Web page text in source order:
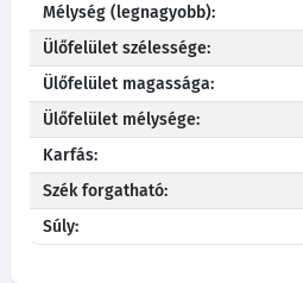
Mélység (legnagyobb):
Ülőfelület szélessége:
Ülőfelület magassága:
Ülőfelület mélysége:
Karfás:
Szék forgatható:
Súly: